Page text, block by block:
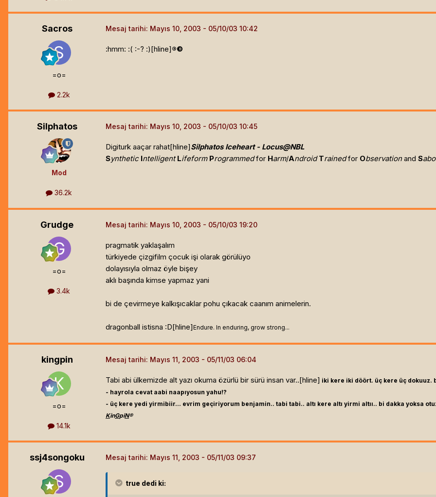
Sacros
=o=
2.2k
Mesaj tarihi: Mayıs 10, 2003
:hmm: :( :-? :)[hline]®©
Silphatos
Mod
36.2k
Mesaj tarihi: Mayıs 10, 2003
Digiturk aaçar rahat[hline]Silphatos Iceheart - Locus@NBL
Synthetic Intelligent Lifeform Programmedfor Harm/Android Trainedfor Observationand S
Grudge
=o=
3.4k
Mesaj tarihi: Mayıs 10, 2003
pragmatik yaklaşalım
türkiyede çizgifilm çocuk işi olarak görülüyo
dolayısıyla olmaz öyle bişey
aklı başında kimse yapmaz yani
bi de çevirmeye kalkışıcaklar pohu çıkacak caanım animelerin.
dragonball istisna :D[hline]Endure. In enduring, grow strong...
kingpin
=o=
14.1k
Mesaj tarihi: Mayıs 11, 2003
Tabi abi ülkemizde alt yazı okuma özürlü bir sürü insan var..[hline] iki kere iki döört. üç kere üç dokuuz.
- hayrola cevat aabi naapıyosun yahu!?
- üç kere yedi yirmibiir... evrim geçiriyorum benjamin.. tabi tabi.. altı kere altı yirmi altıı.. bi dakka yoksa otuz
KinGpiN®
ssj4songoku Mesaj tarihi: Mayıs 11, 2003
true dedi ki: